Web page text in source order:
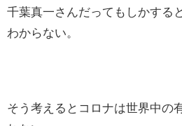
千葉真一さんだってもしかする
わからない。
そう考えるとコロナは世界中の